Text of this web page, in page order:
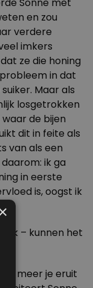
en zou
verdere
imkers
ze die honing
in dat
Maar als
losgetrokken
de bijen
dit in feite als
van als een
ik ga
in eerste
is, oogst ik
– kunnen het
meer je eruit